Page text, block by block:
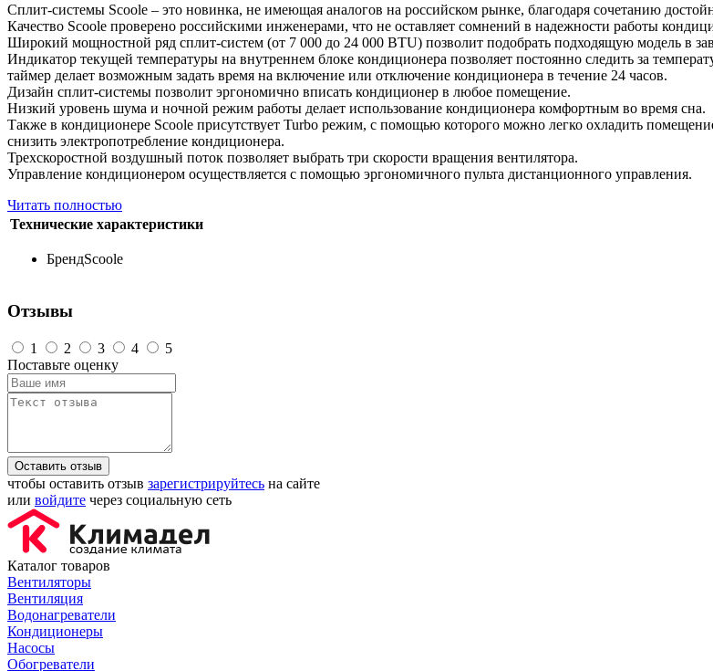
Cплит-системы Scoole – это новинка, не имеющая аналогов на российском рынке, благодаря сочетанию
Качество Scoole проверено российскими инженерами, что не оставляет сомнений в надежности работы
Широкий мощностной ряд сплит-систем (от 7 000 до 24 000 BTU) позволит подобрать подходящую модель в
Индикатор текущей температуры на внутреннем блоке кондиционера позволяет постоянно следить за
таймер делает возможным задать время на включение или отключение кондиционера в течение 24 часов.
Дизайн сплит-системы позволит эргономично вписать кондиционер в любое помещение.
Низкий уровень шума и ночной режим работы делает использование кондиционера комфортным во время сна.
Также в кондиционере Scoole присутствует Turbo режим, с помощью которого можно легко охладить
снизить электропотребление кондиционера.
Трехскоростной воздушный поток позволяет выбрать три скорости вращения вентилятора.
Управление кондиционером осуществляется с помощью эргономичного пульта дистанционного управления.
Читать полностью
Технические характеристики
БрендScoole
Отзывы
1 2 3 4
5
Поставьте оценку
Оставить отзыв
чтобы оставить отзыв зарегистрируйтесь на сайте
или войдите через социальную сеть
Каталог товаров
Вентиляторы
Вентиляция
Водонагреватели
Кондиционеры
Насосы
Обогреватели